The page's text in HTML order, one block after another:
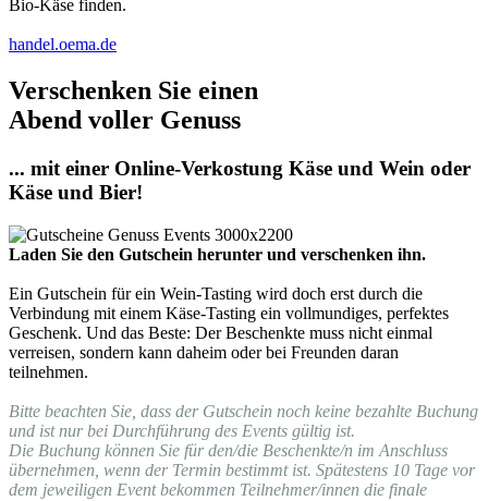
Bio-Käse finden.
handel.oema.de
Verschenken Sie einen
Abend voller Genuss
... mit einer Online-Verkostung Käse und Wein oder
Käse und Bier!
Laden Sie den Gutschein herunter und verschenken ihn.
Ein Gutschein für ein Wein-Tasting wird doch erst durch die
Verbindung mit einem Käse-Tasting ein vollmundiges, perfektes
Geschenk. Und das Beste: Der Beschenkte muss nicht einmal
verreisen, sondern kann daheim oder bei Freunden daran
teilnehmen.
Bitte beachten Sie, dass der Gutschein noch keine bezahlte Buchung
und ist nur bei Durchführung des Events gültig ist.
Die Buchung können Sie für den/die Beschenkte/n im Anschluss
übernehmen, wenn der Termin bestimmt ist. Spätestens 10 Tage vor
dem jeweiligen Event bekommen Teilnehmer/innen die finale